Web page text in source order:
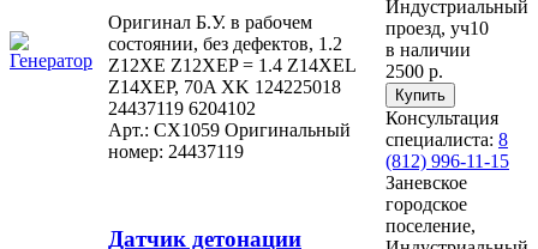
Оригинал Б.У. в рабочем
состоянии, без дефектов, 1.2
Z12XE Z12XEP = 1.4 Z14XEL
Z14XEP, 70A XK 124225018
24437119 6204102
Арт.: CX1059 Оригинальный
номер: 24437119
Индустриальный
проезд, уч10
в наличии
2500 р.
Консультация
специалиста: 8
(812) 996-11-15
Датчик детонации
Заневское
городское
поселение,